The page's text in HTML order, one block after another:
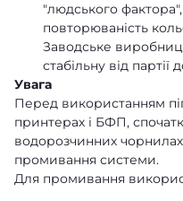
"людського
повторюваність
Заводське
стабільну від партії
Увага
Перед використанням
принтерах і БФП,
водорозчинних
промивання системи.
Для промивання